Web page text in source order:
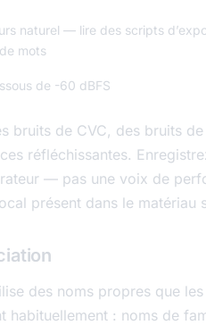
naturel — lire des scripts
mots
de -60 dBFS
bruits de CVC, des bruits
réfléchissantes.
— pas une voix de
présent dans le matériau
des noms propres que
habituellement : noms de